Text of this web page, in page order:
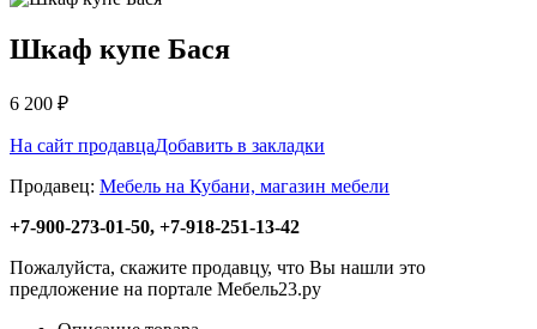
Шкаф купе Бася
6 200 ₽
На сайт продавцаДобавить в закладки
Продавец: Мебель на Кубани, магазин мебели
+7-900-273-01-50, +7-918-251-13-42
Пожалуйста, скажите продавцу, что Вы нашли это
предложение на портале Мебель23.ру